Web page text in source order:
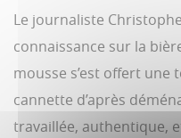
Le journaliste
connaissance sur la
mousse s’est offert
cannette d’après
travaillée, authentique,